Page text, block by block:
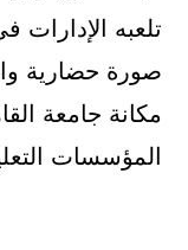
تلعبه الإدارات
صورة حضارية
مكانة جامعة
المؤسسات